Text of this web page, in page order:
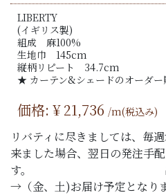
LIBERTY
(イギリス製)
組成 麻100%
生地巾 145cm
縦柄リピート 34.7cm
★ カーテン&シェードのオーダー
価格: ¥21,736 /m(税込み)
リバティに尽きましては、毎
来ました場合、翌日の発注手
す。 出荷は翌
→（金、土)お届け予定となりま